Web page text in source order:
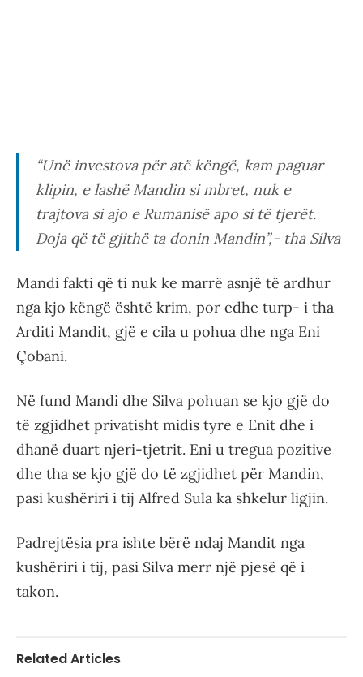
“Unë investova për atë këngë, kam paguar
klipin, e lashë Mandin si mbret, nuk e
trajtova si ajo e Rumanisë apo si të tjerët.
Doja që të gjithë ta donin Mandin”,- tha Silva
Mandi fakti që ti nuk ke marrë asnjë të ardhur
nga kjo këngë është krim, por edhe turp- i tha
Arditi Mandit, gjë e cila u pohua dhe nga Eni
Çobani.
Në fund Mandi dhe Silva pohuan se kjo gjë do
të zgjidhet privatisht midis tyre e Enit dhe i
dhanë duart njeri-tjetrit. Eni u tregua pozitive
dhe tha se kjo gjë do të zgjidhet për Mandin,
pasi kushëriri i tij Alfred Sula ka shkelur ligjin.
Padrejtësia pra ishte bërë ndaj Mandit nga
kushëriri i tij, pasi Silva merr një pjesë që i
takon.
Related Articles